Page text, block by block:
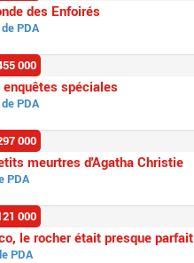
des Enfoirés
PDA
enquêtes spéciales
PDA
000
meurtres d'Agatha Christie
PDA
000
le rocher était presque parfait
PDA
000